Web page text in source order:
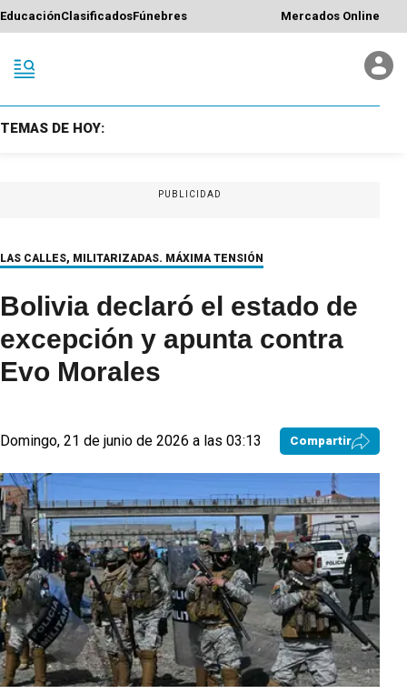
EducaciónClasificadosFúnebres Mercados Online
TEMAS DE HOY:
PUBLICIDAD
LAS CALLES, MILITARIZADAS. MÁXIMA TENSIÓN
Bolivia declaró el estado de
excepción y apunta contra
Evo Morales
Domingo, 21 de junio de 2026 a las 03:13 Compartir